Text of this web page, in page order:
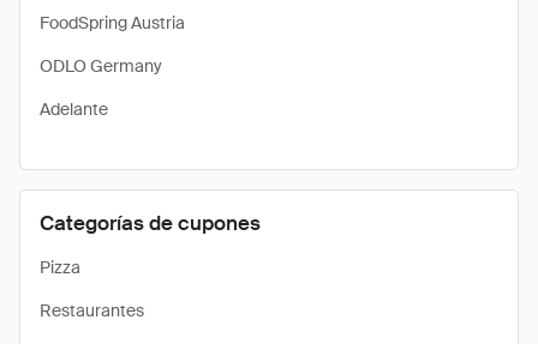
FoodSpring Austria
ODLO Germany
Adelante
Categorías de cupones
Pizza
Restaurantes